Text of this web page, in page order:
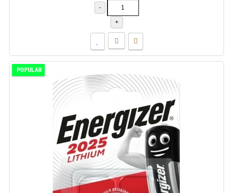
-
+
POPULAR